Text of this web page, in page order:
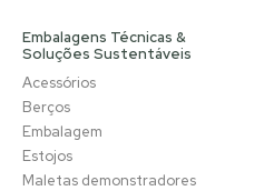
Embalagens Técnicas &
Soluções Sustentáveis
Acessórios
Berços
Embalagem
Estojos
Maletas demonstradores